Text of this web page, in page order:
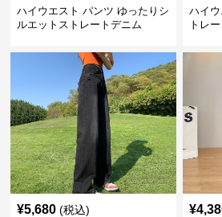
ハイウエスト パンツ ゆったりシ
ルエットストレートデニム
ハイ
トレ
¥5,680 (税込) ¥